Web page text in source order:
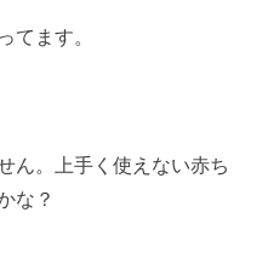
てます。
ん。上手く使えない赤ち
な？